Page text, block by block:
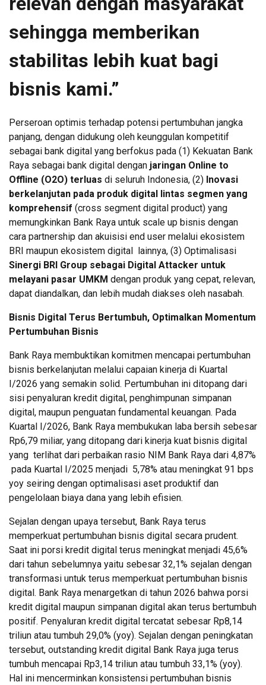
sehingga memberikan
stabilitas lebih kuat bagi
bisnis kami.”
Perseroan optimis terhadap potensi pertumbuhan jangka
panjang, dengan didukung oleh keunggulan kompetitif
sebagai bank digital yang berfokus pada (1) Kekuatan Bank
Raya sebagai bank digital dengan jaringan Online to
Offline (O2O) terluas di seluruh Indonesia, (2) Inovasi
berkelanjutan pada produk digital lintas segmen yang
komprehensif (cross segment digital product) yang
memungkinkan Bank Raya untuk scale up bisnis dengan
cara partnership dan akuisisi end user melalui ekosistem
BRI maupun ekosistem digital lainnya, (3) Optimalisasi
Sinergi BRI Group sebagai Digital Attacker untuk
melayani pasar UMKM dengan produk yang cepat, relevan,
dapat diandalkan, dan lebih mudah diakses oleh nasabah.
Bisnis Digital Terus Bertumbuh, Optimalkan Momentum
Pertumbuhan Bisnis
Bank Raya membuktikan komitmen mencapai pertumbuhan
bisnis berkelanjutan melalui capaian kinerja di Kuartal
I/2026 yang semakin solid. Pertumbuhan ini ditopang dari
sisi penyaluran kredit digital, penghimpunan simpanan
digital, maupun penguatan fundamental keuangan. Pada
Kuartal I/2026, Bank Raya membukukan laba bersih sebesar
Rp6,79 miliar, yang ditopang dari kinerja kuat bisnis digital
yang terlihat dari perbaikan rasio NIM Bank Raya dari 4,87%
pada Kuartal I/2025 menjadi 5,78% atau meningkat 91 bps
yoy seiring dengan optimalisasi aset produktif dan
pengelolaan biaya dana yang lebih efisien.
Sejalan dengan upaya tersebut, Bank Raya terus
memperkuat pertumbuhan bisnis digital secara prudent.
Saat ini porsi kredit digital terus meningkat menjadi 45,6%
dari tahun sebelumnya yaitu sebesar 32,1% sejalan dengan
transformasi untuk terus memperkuat pertumbuhan bisnis
digital. Bank Raya menargetkan di tahun 2026 bahwa porsi
kredit digital maupun simpanan digital akan terus bertumbuh
positif. Penyaluran kredit digital tercatat sebesar Rp8,14
triliun atau tumbuh 29,0% (yoy). Sejalan dengan peningkatan
tersebut, outstanding kredit digital Bank Raya juga terus
tumbuh mencapai Rp3,14 triliun atau tumbuh 33,1% (yoy).
Hal ini mencerminkan konsistensi pertumbuhan bisnis